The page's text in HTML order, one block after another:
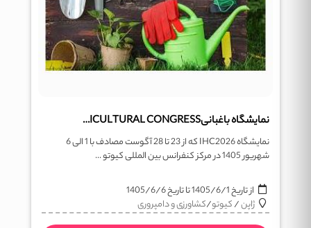
نمایشگاه باغبانیHORTICULTURAL CONGRESS
نمایشگاه IHC2026 که از 23 تا 28 آگوست مصادف با 1 الی 6
شهریور 1405 در مرکز کنفرانس بین المللی کیوتو ...
از تاریخ1405/6/1تا تاریخ1405/6/6
ژاپن/کیوتو/کشاورزی و دامپروری